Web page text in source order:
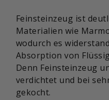
Feinsteinzeug ist
Materialien wie
wodurch es
Absorption von
Denn Feinsteinzeug
verdichtet und bei
gekocht.